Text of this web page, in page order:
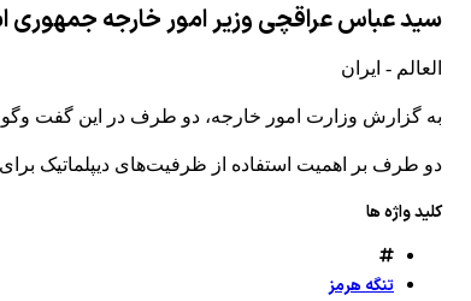
سید عباس عراقچی وزیر امور خارجه جمهوری
العالم - ایران
به گزارش وزارت امور خارجه، دو طرف در این گفت وگوی
دو طرف بر اهمیت استفاده از ظرفیت‌های دیپلماتیک
کلید واژه ها
تنگه هرمز